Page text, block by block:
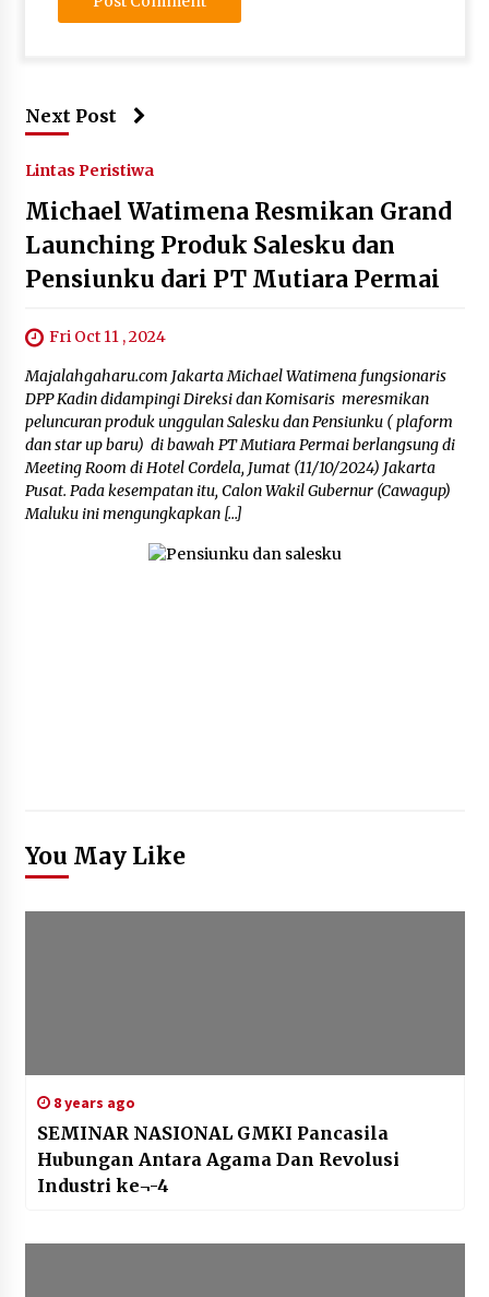
Next Post
Lintas Peristiwa
Michael Watimena Resmikan Grand
Launching Produk Salesku dan
Pensiunku dari PT Mutiara Permai
Fri Oct 11 , 2024
Majalahgaharu.com Jakarta Michael Watimena fungsionaris
DPP Kadin didampingi Direksi dan Komisaris meresmikan
peluncuran produk unggulan Salesku dan Pensiunku ( plaform
dan star up baru) di bawah PT Mutiara Permai berlangsung di
Meeting Room di Hotel Cordela, Jumat (11/10/2024) Jakarta
Pusat. Pada kesempatan itu, Calon Wakil Gubernur (Cawagup)
Maluku ini mengungkapkan […]
You May Like
8 years ago
SEMINAR NASIONAL GMKI Pancasila
Hubungan Antara Agama Dan Revolusi
Industri ke¬-4